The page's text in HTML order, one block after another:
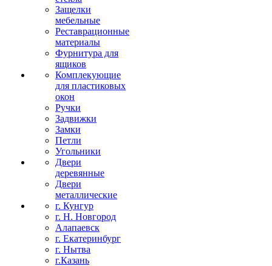
Защелки
мебельные
Реставрационные
материалы
Фурнитура для
ящиков
Комплекующие
для пластиковых
окон
Ручки
Задвижки
Замки
Петли
Угольники
Двери
деревянные
Двери
металлические
г. Кунгур
г. Н. Новгород
Алапаевск
г. Екатеринбург
г. Нытва
г.Казань